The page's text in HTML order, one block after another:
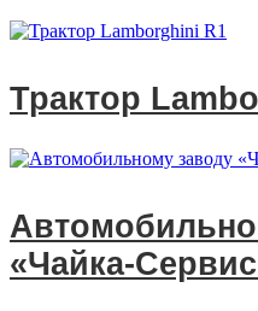
Трактор
«Чайка-